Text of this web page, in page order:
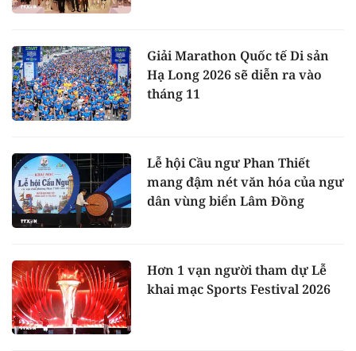
Giải Marathon Quốc tế Di sản
Hạ Long 2026 sẽ diễn ra vào
tháng 11
Lễ hội Cầu ngư Phan Thiết
mang đậm nét văn hóa của ngư
dân vùng biển Lâm Đồng
Hơn 1 vạn người tham dự Lễ
khai mạc Sports Festival 2026